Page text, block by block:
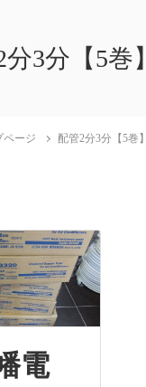
3分【5巻】
ページ 配管2分3分【5巻】
電